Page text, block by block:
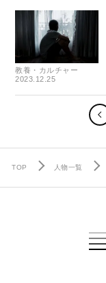
教養・カルチャー
2023.12.25
TOP 人物一覧